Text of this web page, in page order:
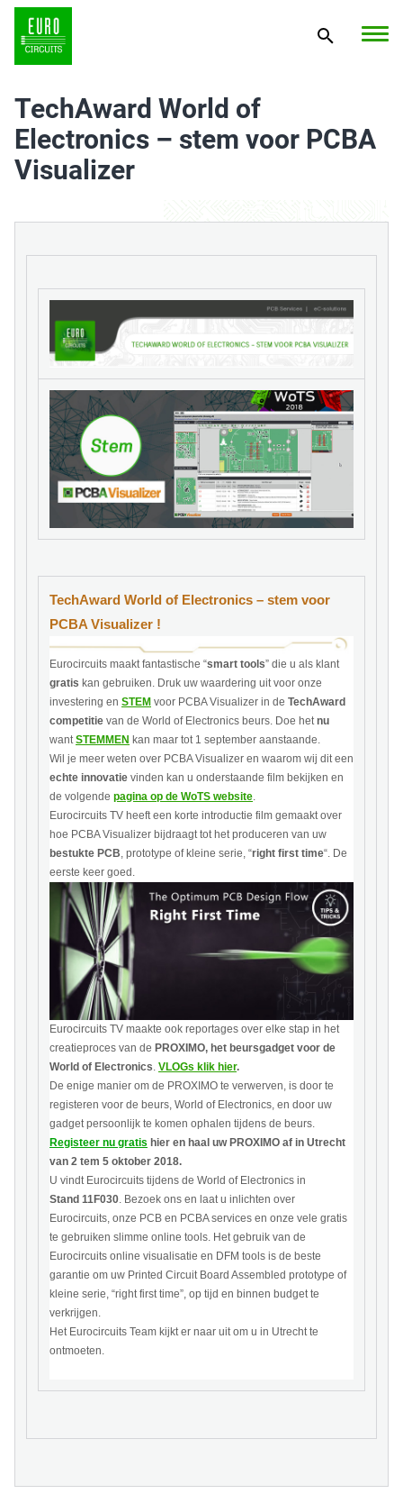
TechAward World of
Electronics – stem voor PCBA
Visualizer
TechAward World of Electronics – stem voor
PCBA Visualizer !
Eurocircuits maakt fantastische “smart tools” die u als klant
gratis kan gebruiken. Druk uw waardering uit voor onze
investering en STEM voor PCBA Visualizer in de TechAward
competitie van de World of Electronics beurs. Doe hetnu
wantSTEMMEN kan maar tot 1 september aanstaande.
Wil je meer weten over PCBA Visualizer en waarom wij dit een
echte innovatie vinden kan u onderstaande film bekijken en
de volgende pagina op de WoTS website.
Eurocircuits TV heeft een korte introductie film gemaakt over
hoe PCBA Visualizer bijdraagt tot het produceren van uw
bestukte PCB, prototype of kleine serie, “right first time“. De
eerste keer goed.
Eurocircuits TV maakte ook reportages over elke stap in het
creatieproces van de PROXIMO, het beursgadget voor de
World of Electronics. VLOGs klik hier.
De enige manier om de PROXIMO te verwerven, is door te
registeren voor de beurs, World of Electronics, en door uw
gadget persoonlijk te komen ophalen tijdens de beurs.
Registeer nu gratis hier en haal uw PROXIMO af in Utrecht
van 2 tem 5 oktober 2018.
U vindt Eurocircuits tijdens de World of Electronics in
Stand 11F030. Bezoek ons en laat u inlichten over
Eurocircuits, onze PCB en PCBA services en onze vele gratis
te gebruiken slimme online tools. Het gebruik van de
Eurocircuits online visualisatie en DFM tools is de beste
garantie om uw Printed Circuit Board Assembled prototype of
kleine serie, “right first time”, op tijd en binnen budget te
verkrijgen.
Het Eurocircuits Team kijkt er naar uit om u in Utrecht te
ontmoeten.